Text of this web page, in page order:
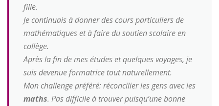
fille.
Je continuais à donner des cours particuliers de
mathématiques et à faire du soutien scolaire en
collège.
Après la fin de mes études et quelques voyages, je
suis devenue formatrice tout naturellement.
Mon challenge préféré: réconcilier les gens avec les
maths. Pas difficile à trouver puisqu’une bonne